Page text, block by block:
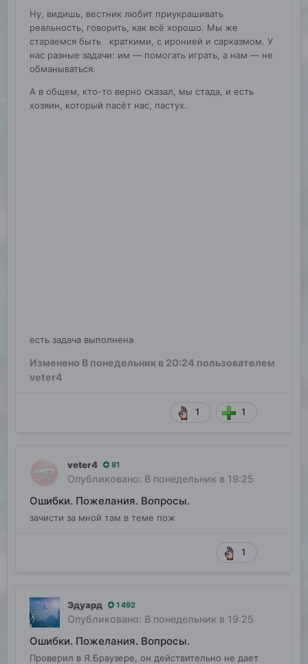
Ну, видишь, вестник любит приукрашивать
реальность, говорить, как всё хорошо. Мы же
стараемся быть краткими, с иронией и сарказмом. У
нас разные задачи: им — помогать играть, а нам — не
обманываться.
А в общем, кто-то верно сказал, мы стада, и есть
хозяин, который пасёт нас, пастух.
есть задача выполнена
Изменено В понедельник в 20:24 пользователем
veter4
1 1
veter4 81
Опубликовано: В понедельник в 19:25
Ошибки. Пожелания. Вопросы.
зачисти за мной там в теме пож
1
Эдуард 1 492
Опубликовано: В понедельник в 19:25
Ошибки. Пожелания. Вопросы.
Проверил в Я.Браузере, он действительно не дает